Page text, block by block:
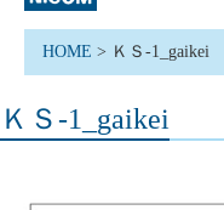
HOME > ＫＳ-1_gaikei
ＫＳ-1_gaikei